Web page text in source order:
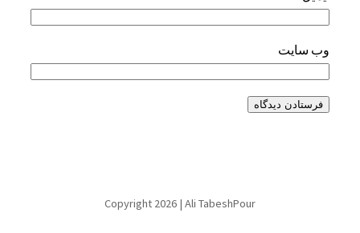
وب‌ سایت
Copyright 2026 | Ali TabeshPour